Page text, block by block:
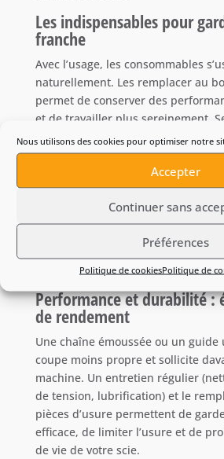
Nous utilisons des cookies pour optimiser notre
Accepter
Continuer sans
Préférences
Politique de cookiesPolitique de
Les indispensables pour
franche
Avec l’usage, les consommables
naturellement. Les remplacer au
permet de conserver des
et de travailler plus sereinement.
vous trouverez notamment :
de rechange
guides
éléments detension / fixation
huile de chaîneet produits
accessoires utiles pour
(selon besoins)
Performance et durabilité :
de rendement
Une chaîne émoussée ou un
coupe moins propre et sollicite
machine. Un entretien régulier
de tension, lubrification) et le
pièces d’usure permettent de
efficace, de limiter l’usure et de
de vie de votre scie.